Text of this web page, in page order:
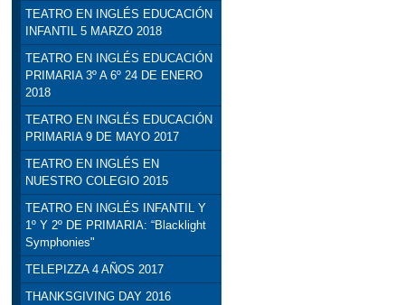
TEATRO EN INGLÉS EDUCACIÓN
INFANTIL 5 MARZO 2018
TEATRO EN INGLÉS EDUCACIÓN
PRIMARIA 3º A 6º 24 DE ENERO
2018
TEATRO EN INGLÉS EDUCACIÓN
PRIMARIA 9 DE MAYO 2017
TEATRO EN INGLÉS EN
NUESTRO COLEGIO 2015
TEATRO EN INGLÉS INFANTIL Y
1º Y 2º DE PRIMARIA: “Blacklight
Symphonies"
TELEPIZZA 4 AÑOS 2017
THANKSGIVING DAY 2016